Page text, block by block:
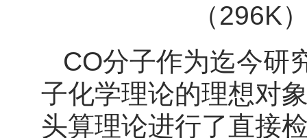
（296K
CO分子作为迄今研
子化学理论的理想对
头算理论进行了直接